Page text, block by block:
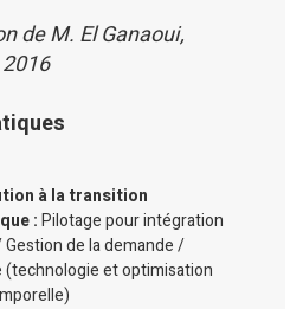
de M. El Ganaoui,
à la transition
:Pilotage pour intégration
Gestion de la demande /
(technologie et optimisation